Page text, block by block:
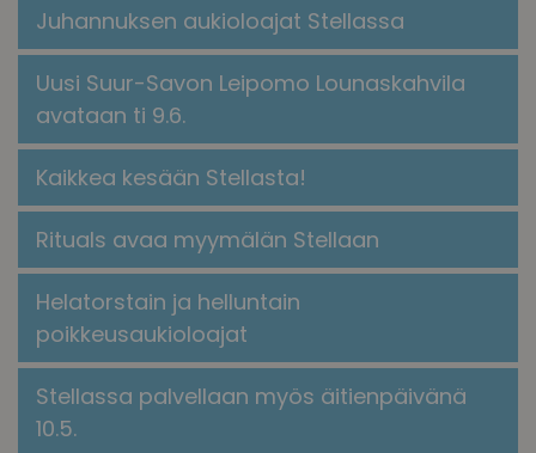
Juhannuksen aukioloajat Stellassa
Uusi Suur-Savon Leipomo Lounaskahvila
avataan ti 9.6.
Kaikkea kesään Stellasta!
​​Rituals avaa myymälän Stellaan​
Helatorstain ja helluntain
poikkeusaukioloajat
Stellassa palvellaan myös äitienpäivänä
10.5.